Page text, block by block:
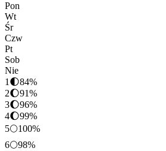
Pon
Wt
Śr
Czw
Pt
Sob
Nie
1🌓84%
2🌔91%
3🌔96%
4🌔99%
5🌕100%
6🌕98%